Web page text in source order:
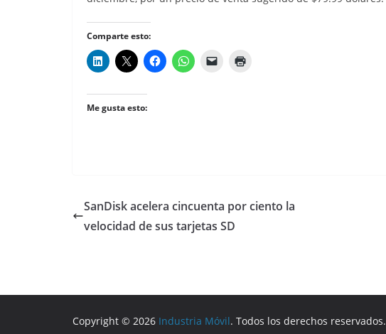
Comparte esto:
Me gusta esto:
SanDisk acelera cincuenta por ciento la
velocidad de sus tarjetas SD
Copyright © 2026 Industria Móvil. Todos los derechos reservados.